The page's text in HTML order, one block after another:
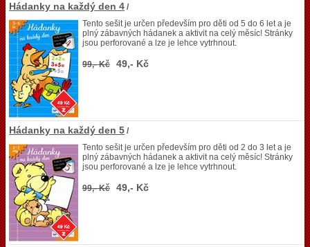
Hádanky na každý den 4 /
Tento sešit je určen především pro děti od 5 do 6 let a je
plný zábavných hádanek a aktivit na celý měsíc! Stránky
jsou perforované a lze je lehce vytrhnout.
99,- Kč 49,- Kč
Hádanky na každý den 5 /
Tento sešit je určen především pro děti od 2 do 3 let a je
plný zábavných hádanek a aktivit na celý měsíc! Stránky
jsou perforované a lze je lehce vytrhnout.
99,- Kč 49,- Kč